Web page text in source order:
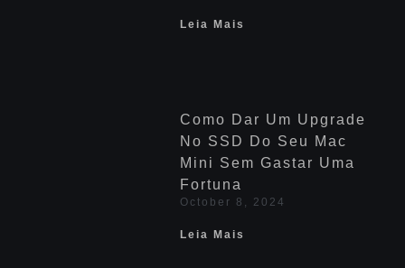
Leia Mais
Como Dar Um Upgrade
No SSD Do Seu Mac
Mini Sem Gastar Uma
Fortuna
October 8, 2024
Leia Mais